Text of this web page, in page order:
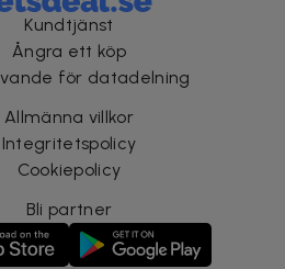
Kundtjänst
Ångra ett köp
för datadelning
Allmänna villkor
Integritetspolicy
Cookiepolicy
Bli partner